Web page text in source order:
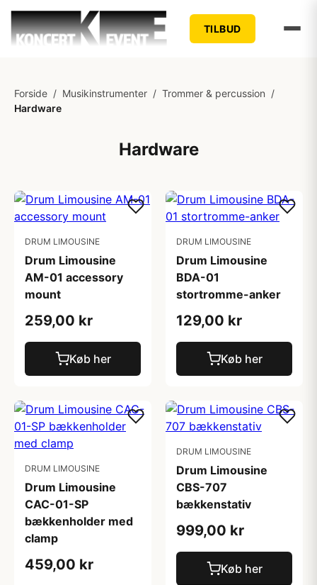
TILBUD
Forside / Musikinstrumenter / Trommer & percussion /
Hardware
Hardware
DRUM LIMOUSINE
Drum Limousine
AM-01 accessory
mount
259,00 kr
Køb her
DRUM LIMOUSINE
Drum Limousine
BDA-01
stortromme-anker
129,00 kr
Køb her
DRUM LIMOUSINE
Drum Limousine
CAC-01-SP
bækkenholder med
clamp
459,00 kr
DRUM LIMOUSINE
Drum Limousine
CBS-707
bækkenstativ
999,00 kr
Køb her